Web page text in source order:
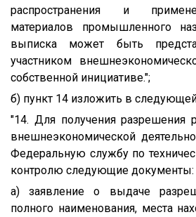
распространения и
материалов промышленного
выписка может быть
участником
собственной инициативе.";
б) пункт 14 изложить в
"14. Для получения разрешения
внешнеэкономической
Федеральную службу по
контролю следующие документы:
а) заявление о выдаче
полного наименования, места